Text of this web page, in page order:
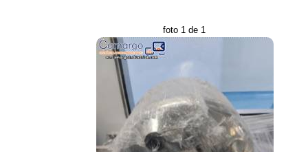
foto 1 de 1